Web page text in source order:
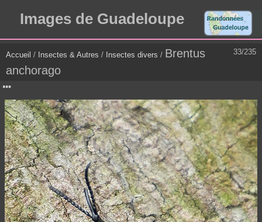
Images de Guadeloupe
33/235
Accueil / Insectes & Autres / Insectes divers / Brentus
anchorago